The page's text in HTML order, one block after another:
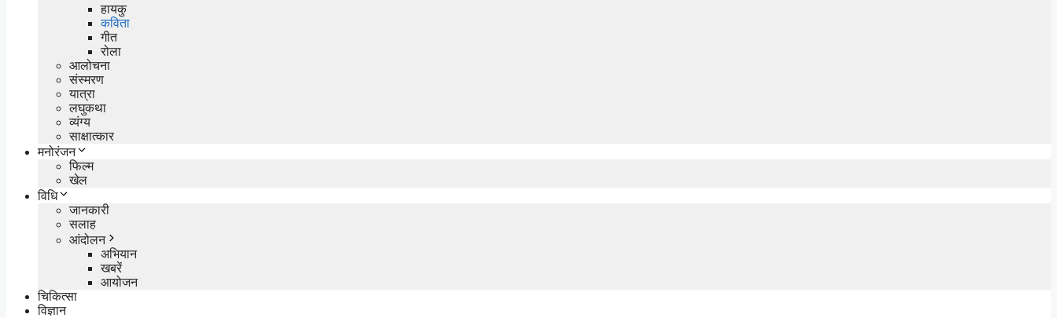
हायकु
कविता
गीत
रोला
आलोचना
संस्मरण
यात्रा
लघुकथा
व्यंग्य
साक्षात्कार
मनोरंजन
फिल्म
खेल
विधि
जानकारी
सलाह
आंदोलन
अभियान
खबरें
आयोजन
चिकित्सा
विज्ञान